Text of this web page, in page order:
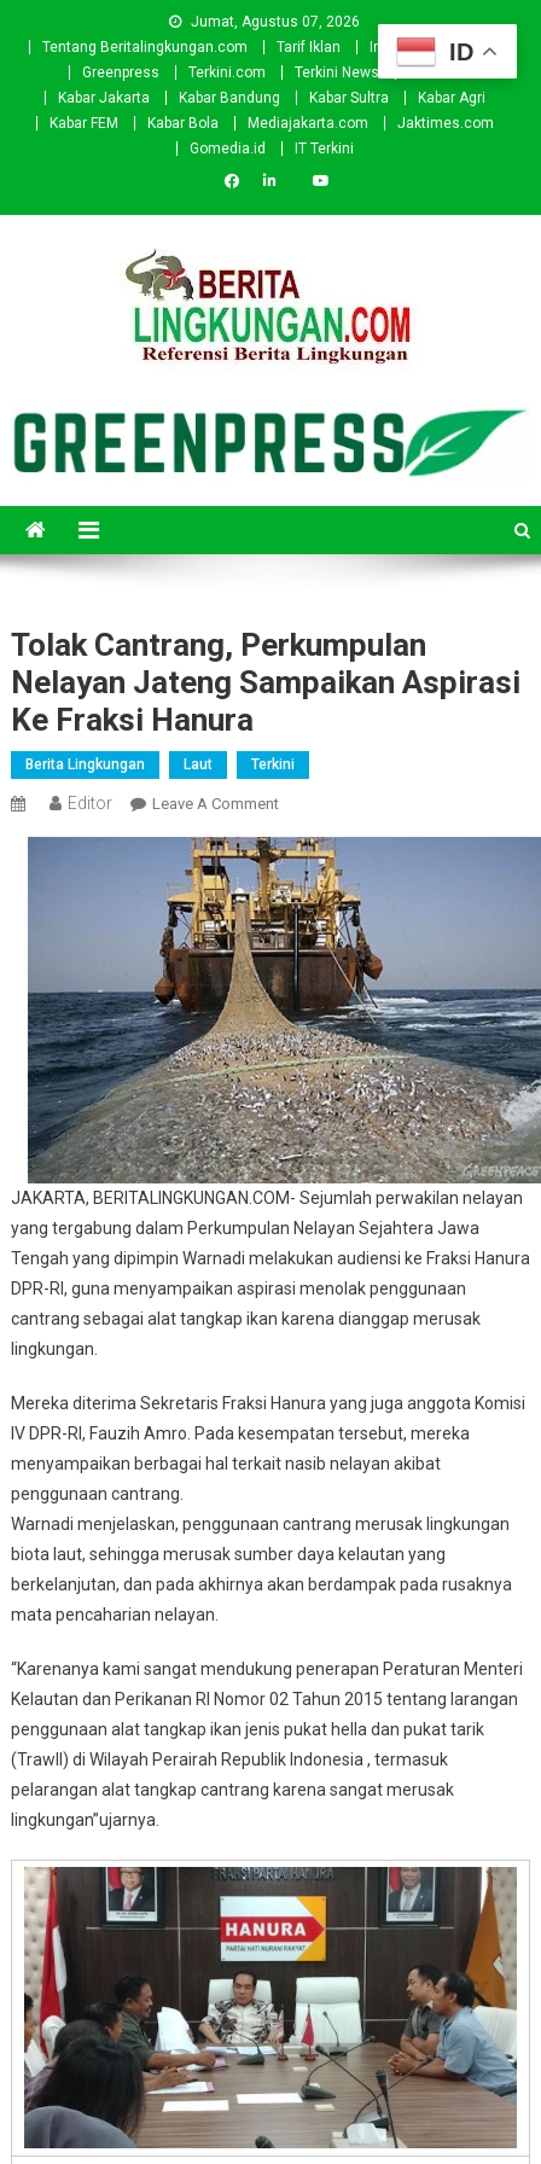
Jumat, Agustus 07, 2026
Tentang Beritalingkungan.com
Tarif Iklan Investor
Donasi
Greenpress
Terkini.com Terkini News
Kabar.id
Kabar Jakarta
Kabar Bandung Kabar Sultra
Kabar Agri
Kabar FEM
Kabar Bola Mediajakarta.com
Jaktimes.com
Gomedia.id
IT Terkini
Tolak Cantrang, Perkumpulan
Nelayan Jateng Sampaikan Aspirasi
Ke Fraksi Hanura
Berita Lingkungan Laut Terkini
Editor Leave A CommentOn
Cantrang,
Perkumpulan
Nelayan
Jateng
Sampaikan
Aspirasi
Ke
Fraksi
Hanura
JAKARTA, BERITALINGKUNGAN.COM- Sejumlah perwakilan nelayan
yang tergabung dalam Perkumpulan Nelayan Sejahtera Jawa
Tengah yang dipimpin Warnadi melakukan audiensi ke Fraksi Hanura
DPR-RI, guna menyampaikan aspirasi menolak penggunaan
cantrang sebagai alat tangkap ikan karena dianggap merusak
lingkungan.
Mereka diterima Sekretaris Fraksi Hanura yang juga anggota Komisi
IV DPR-RI, Fauzih Amro. Pada kesempatan tersebut, mereka
menyampaikan berbagai hal terkait nasib nelayan akibat
penggunaan cantrang.
Warnadi menjelaskan, penggunaan cantrang merusak lingkungan
biota laut, sehingga merusak sumber daya kelautan yang
berkelanjutan, dan pada akhirnya akan berdampak pada rusaknya
mata pencaharian nelayan.
“Karenanya kami sangat mendukung penerapan Peraturan Menteri
Kelautan dan Perikanan RI Nomor 02 Tahun 2015 tentang larangan
penggunaan alat tangkap ikan jenis pukat hella dan pukat tarik
(Trawll) di Wilayah Perairah Republik Indonesia , termasuk
pelarangan alat tangkap cantrang karena sangat merusak
lingkungan”ujarnya.
ID